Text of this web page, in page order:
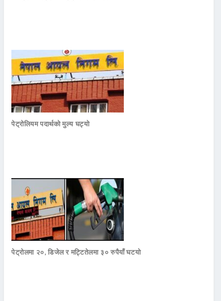
पेट्रोलियम पदार्थको मुल्य घट्यो
पेट्रोलमा २०, डिजेल र मट्टितेलमा ३० रुपैयाँ घटयो